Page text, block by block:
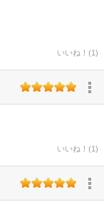
いいね！(1)
いいね！(1)